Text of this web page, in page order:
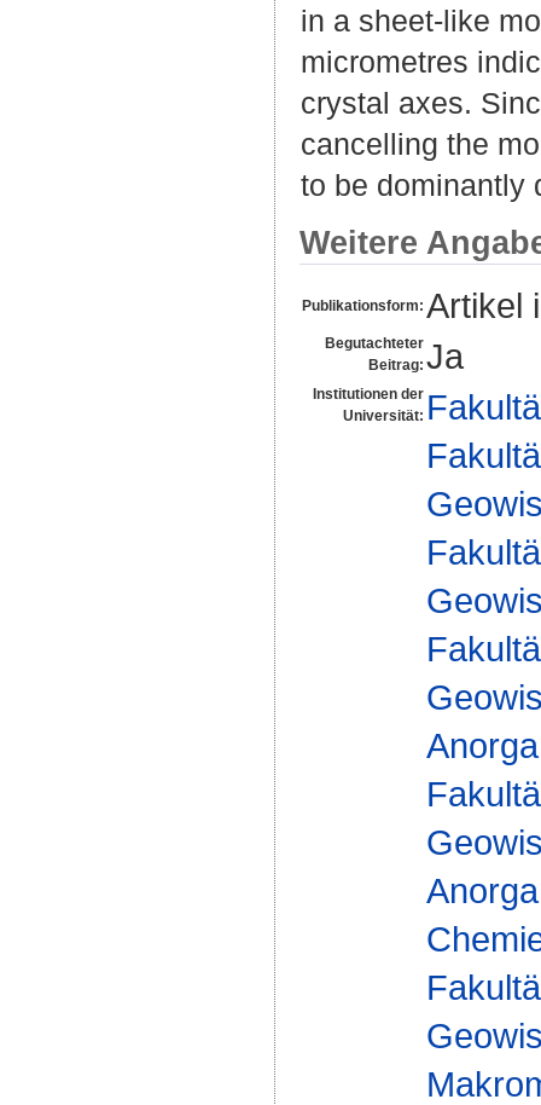
in a sheet-like
micrometres
crystal axes.
cancelling the
to be dominantly
Weitere
Publikationsform: Artikel
Begutachteter
Beitrag: Ja
Institutionen der
Universität: